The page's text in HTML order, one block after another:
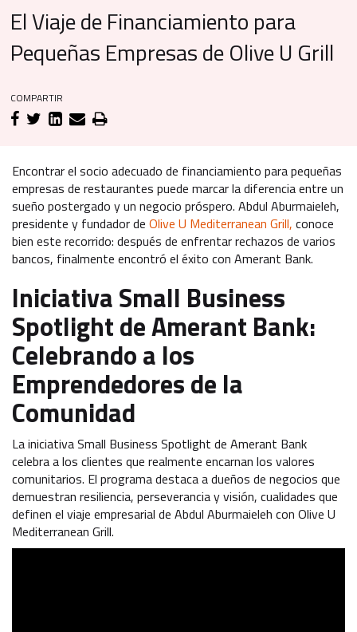
El Viaje de Financiamiento para
Pequeñas Empresas de Olive U Grill
COMPARTIR
Encontrar el socio adecuado de financiamiento para pequeñas
empresas de restaurantes puede marcar la diferencia entre un
sueño postergado y un negocio próspero. Abdul Aburmaieleh,
presidente y fundador de Olive U Mediterranean Grill, conoce
bien este recorrido: después de enfrentar rechazos de varios
bancos, finalmente encontró el éxito con Amerant Bank.
Iniciativa Small Business
Spotlight de Amerant Bank:
Celebrando a los
Emprendedores de la
Comunidad
La iniciativa Small Business Spotlight de Amerant Bank
celebra a los clientes que realmente encarnan los valores
comunitarios. El programa destaca a dueños de negocios que
demuestran resiliencia, perseverancia y visión, cualidades que
definen el viaje empresarial de Abdul Aburmaieleh con Olive U
Mediterranean Grill.